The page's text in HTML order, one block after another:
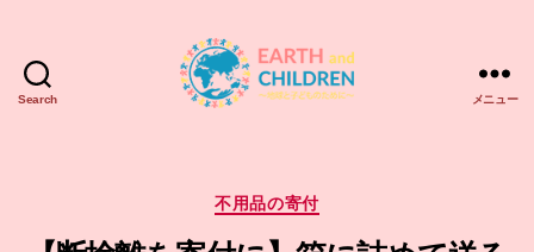
Search
＆
メニュー
カ
不用品の寄付